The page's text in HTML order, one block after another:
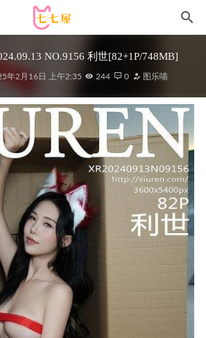
NO.9156 利世[82+1P/748MB]
年2月16日 上午2:35 244 0 图乐喵
VOL.592 王雨纯[145+1P1.18G] 2022-
–魅惑红内衣[61P2V-187M]
2023-12-03
啊 –极品兔子[22P-18MB]
丝享家736 小小《我的书法指导
11-30
紫色旗袍[37P3V-520M]